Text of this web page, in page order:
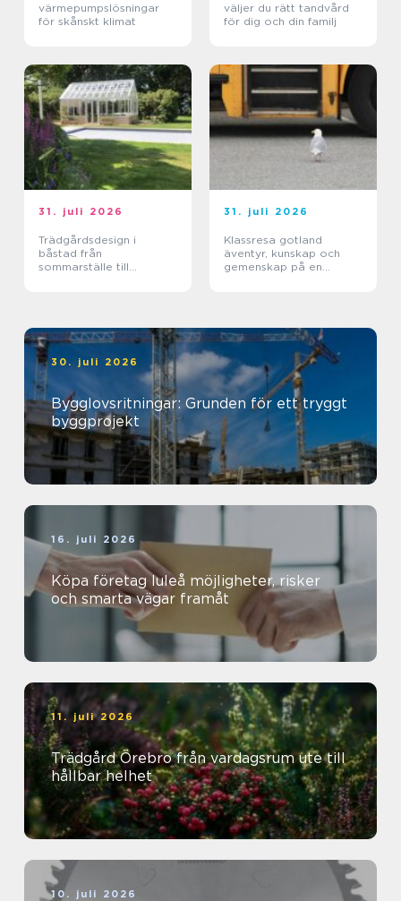
värmepumpslösningar
för skånskt klimat
väljer du rätt tandvård
för dig och din familj
31. juli 2026
Trädgårdsdesign i
båstad från
sommarställe till
31. juli 2026
Klassresa gotland
äventyr, kunskap och
gemenskap på en
30. juli 2026
Bygglovsritningar: Grunden för ett tryggt
byggprojekt
16. juli 2026
Köpa företag luleå möjligheter, risker
och smarta vägar framåt
11. juli 2026
Trädgård Örebro från vardagsrum ute till
hållbar helhet
10. juli 2026